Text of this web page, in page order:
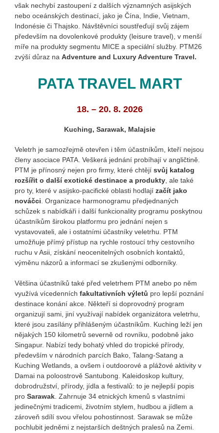
však nechybí zastoupení z dalších významných asijských
nebo oceánských destinací, jako je Čína, Indie, Vietnam,
Indonésie či Thajsko. Návštěvníci soustřeďují svůj zájem
především na dovolenkové produkty (leisure travel), v menší
míře na produkty segmentu MICE a speciální služby. PTM26
zvýší důraz na Adventure and Luxury Adventure Travel.
PATA TRAVEL MART
18. – 20. 8. 2026
Kuching, Sarawak, Malajsie
Veletrh je samozřejmě otevřen i těm účastníkům, kteří nejsou
členy asociace PATA. Veškerá jednání probíhají v angličtině.
PTM je přínosný nejen pro firmy, které chtějí svůj katalog
rozšířit o další exotické destinace a produkty , ale také
pro ty, které v asijsko-pacifické oblasti hodlají začít jako
nováčci . Organizace harmonogramu předjednaných
schůzek s nabídkáři i další funkcionality programu poskytnou
účastníkům širokou platformu pro jednání nejen s
vystavovateli, ale i ostatními účastníky veletrhu. PTM
umožňuje přímý přístup na rychle rostoucí trhy cestovního
ruchu v Asii, získání neocenitelných osobních kontaktů,
výměnu názorů a informací se zkušenými odborníky.
Většina účastníků také před veletrhem PTM anebo po něm
využívá vícedenních fakultativních výletů pro lepší poznání
destinace konání akce. Někteří si doprovodný program
organizují sami, jiní využívají nabídek organizátora veletrhu,
které jsou zasílány přihlášeným účastníkům. Kuching leží jen
nějakých 150 kilometrů severně od rovníku, podobně jako
Singapur. Nabízí tedy bohatý vhled do tropické přírody,
především v národních parcích Bako, Talang-Satang a
Kuching Wetlands, a ovšem i outdoorové a plážové aktivity v
Damai na poloostrově Santubong. Kaleidoskop kultury,
dobrodružství, přírody, jídla a festivalů: to je nejlepší popis
pro Sarawak . Zahrnuje 34 etnických kmenů s vlastními
jedinečnými tradicemi, životním stylem, hudbou a jídlem a
zároveň sdílí svou vřelou pohostinnost. Sarawak se může
pochlubit jedněmi z nejstarších deštných pralesů na Zemi.